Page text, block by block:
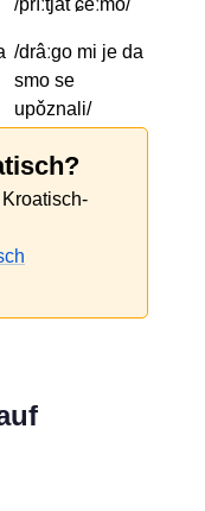
/prîːtʃat ɕěːmo/
/drâːɡo mi je da
smo se
upǒznali/